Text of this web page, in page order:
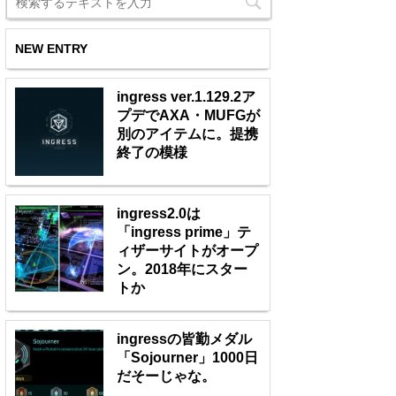
NEW ENTRY
ingress ver.1.129.2ア
プデでAXA・MUFGが
別のアイテムに。提携
終了の模様
ingress2.0は
「ingress prime」テ
ィザーサイトがオープ
ン。2018年にスター
トか
ingressの皆勤メダル
「Sojourner」1000日
だそーじゃな。